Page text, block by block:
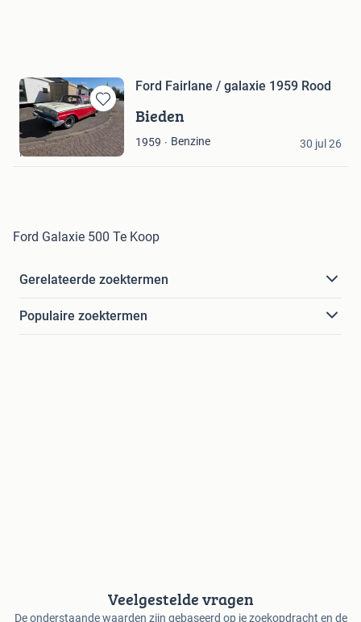
Bewaren
in
Mijn
Favorieten
Ford Fairlane / galaxie 1959 Rood
Bieden
1959 Benzine
G. Helder
Feanwâlden
30 jul 26
Ford Galaxie 500 Te Koop
Gerelateerde zoektermen
Populaire zoektermen
Veelgestelde vragen
De onderstaande waarden zijn gebaseerd op je zoekopdracht en de